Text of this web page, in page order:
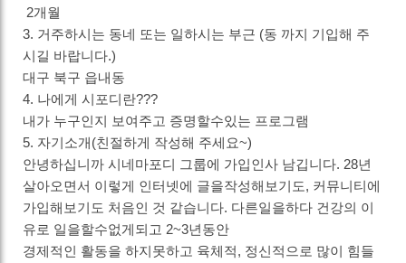
2개월
3. 거주하시는 동네 또는 일하시는 부근 (동 까지 기입해 주
시길 바랍니다.)
대구 북구 읍내동
4. 나에게 시포디란???
내가 누구인지 보여주고 증명할수있는 프로그램
5. 자기소개(친절하게 작성해 주세요~)
안녕하십니까 시네마포디 그룹에 가입인사 남깁니다. 28년
살아오면서 이렇게 인터넷에 글을작성해보기도, 커뮤니티에
가입해보기도 처음인 것 같습니다. 다른일을하다 건강의 이
유로 일을할수없게되고 2~3년동안
경제적인 활동을 하지못하고 육체적, 정신적으로 많이 힘들